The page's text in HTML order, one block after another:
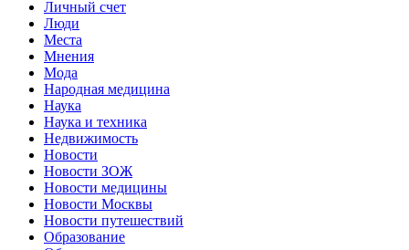
Личный счет
Люди
Места
Мнения
Мода
Народная медицина
Наука
Наука и техника
Недвижимость
Новости
Новости ЗОЖ
Новости медицины
Новости Москвы
Новости путешествий
Образование